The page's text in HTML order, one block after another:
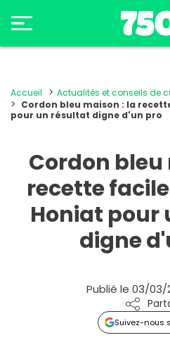
Accueil Actualités et conseils de
Cordon bleu maison : la
pour un résultat digne d'un pro
Cordon bleu
recette
Honiat pour
digne
Publié le 03/03/
Suivez-nous